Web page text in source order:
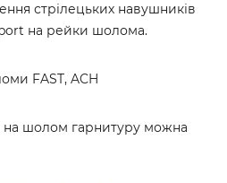
стрілецьких навушників
на рейки шолома.
FAST, ACH
на шолом гарнитуру можна